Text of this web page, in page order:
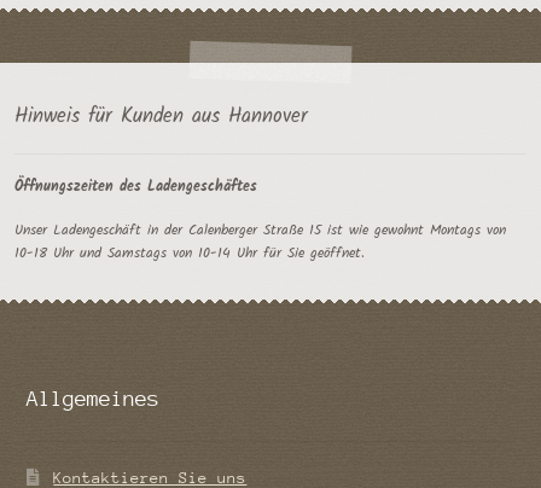
Hinweis für Kunden aus Hannover
Öffnungszeiten des Ladengeschäftes
Unser Ladengeschäft in der Calenberger Straße 15 ist wie gewohnt Montags von
10-18 Uhr und Samstags von 10-14 Uhr für Sie geöffnet.
Allgemeines
Kontaktieren Sie uns